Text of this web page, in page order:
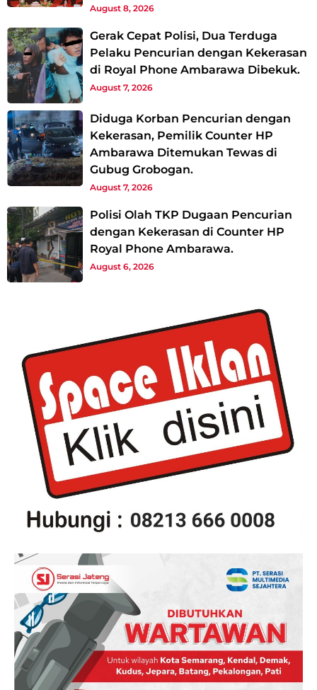
August 8, 2026
Gerak Cepat Polisi, Dua Terduga
Pelaku Pencurian dengan Kekerasan
di Royal Phone Ambarawa Dibekuk.
August 7, 2026
Diduga Korban Pencurian dengan
Kekerasan, Pemilik Counter HP
Ambarawa Ditemukan Tewas di
Gubug Grobogan.
August 7, 2026
Polisi Olah TKP Dugaan Pencurian
dengan Kekerasan di Counter HP
Royal Phone Ambarawa.
August 6, 2026